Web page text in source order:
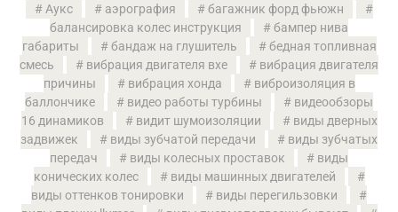
Аукс
аэрография
багажник форд фьюжн
балансировка колес инструкция
бампер нива
габариты
бандаж на глушитель
бедная топливная
смесь
вибрация двигателя вхе
вибрация двигателя
причины
вибрация хонда
виброизоляция в
баллончике
видео работы турбины
видеообзоры
16 динамиков
видит шумоизоляции
виды дверных
задвижек
виды зубчатой передачи
виды зубчатых
передач
виды колесных проставок
виды
конических колес
виды машинных двигателей
виды оттенков тонировки
виды перегильзовки